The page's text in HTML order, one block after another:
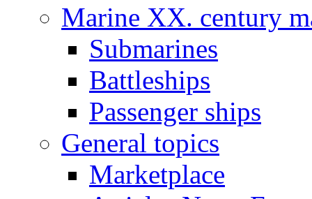
Marine XX. century
Submarines
Battleships
Passenger ships
General topics
Marketplace